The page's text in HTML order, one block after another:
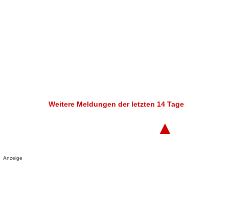
Weitere Meldungen der letzten 14 Tage
▲
Anzeige